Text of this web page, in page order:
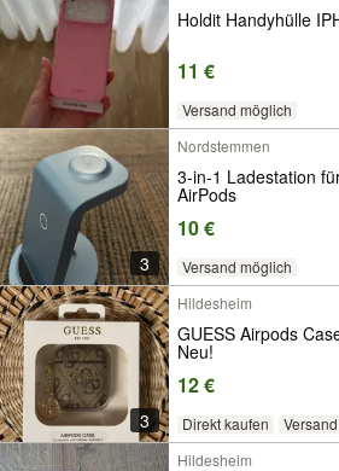
Holdit Handyhülle
11 €
Versand möglich
3
Nordstemmen
3-in-1 Ladestation
AirPods
10 €
Versand möglich
3
Hildesheim
GUESS Airpods
Neu!
12 €
Direkt kaufen
Hildesheim